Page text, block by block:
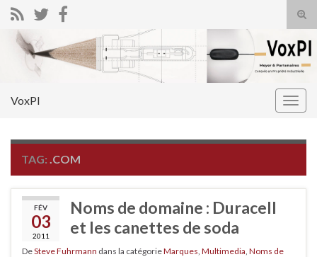
Search for:
VoxPI
TAG: .COM
FÉV
03
2011
Noms de domaine : Duracell
et les canettes de soda
DeSteve Fuhrmann dans la catégorieMarques Multimedia Noms de